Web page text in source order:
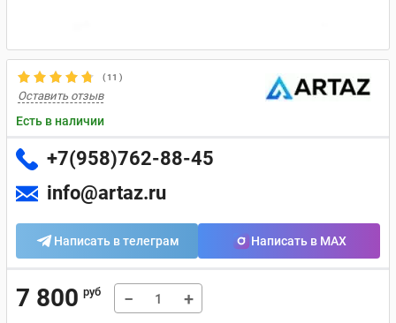
(11 )
Оставить отзыв
Есть в наличии
+7(958)762-88-45
info@artaz.ru
Написать в телеграм Написать в MAX
7 800 руб − +